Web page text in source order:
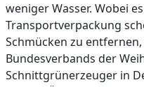
weniger Wasser. Wobei
Transportverpackung
Schmücken zu
Bundesverbands der
Schnittgrünerzeuger in